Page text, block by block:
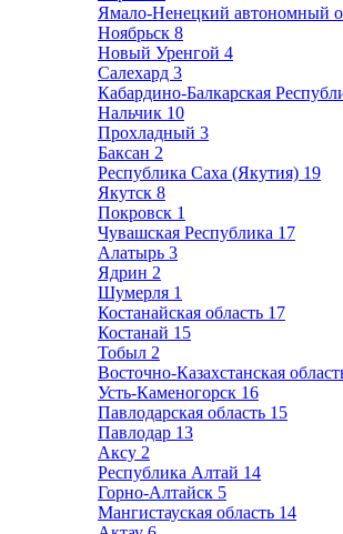
Ямало-Ненецкий автономный
Ноябрьск 8
Новый Уренгой 4
Салехард 3
Кабардино-Балкарская
Нальчик 10
Прохладный 3
Баксан 2
Республика Саха (Якутия) 19
Якутск 8
Покровск 1
Чувашская Республика 17
Алатырь 3
Ядрин 2
Шумерля 1
Костанайская область 17
Костанай 15
Тобыл 2
Восточно-Казахстанская
Усть-Каменогорск 16
Павлодарская область 15
Павлодар 13
Аксу 2
Республика Алтай 14
Горно-Алтайск 5
Мангистауская область 14